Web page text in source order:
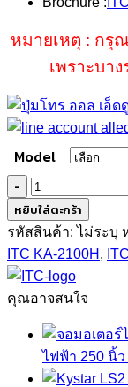
หมายเหตุ : กรุ
เพราะบา
Model
จำนวน
ITC
KA-
2100HS
ชิ้น
หยิบใส่ตะกร้า
รหัสสินค้า:ไม่ระบุ
ITC KA-2100H ,
คุณอาจสนใจ
ไฟฟ้า 250 นิ้ว